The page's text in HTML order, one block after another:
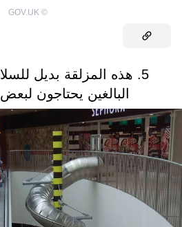
©
GOV.UK
5. هذه المزلقة بديل
البالغين يحتاجون